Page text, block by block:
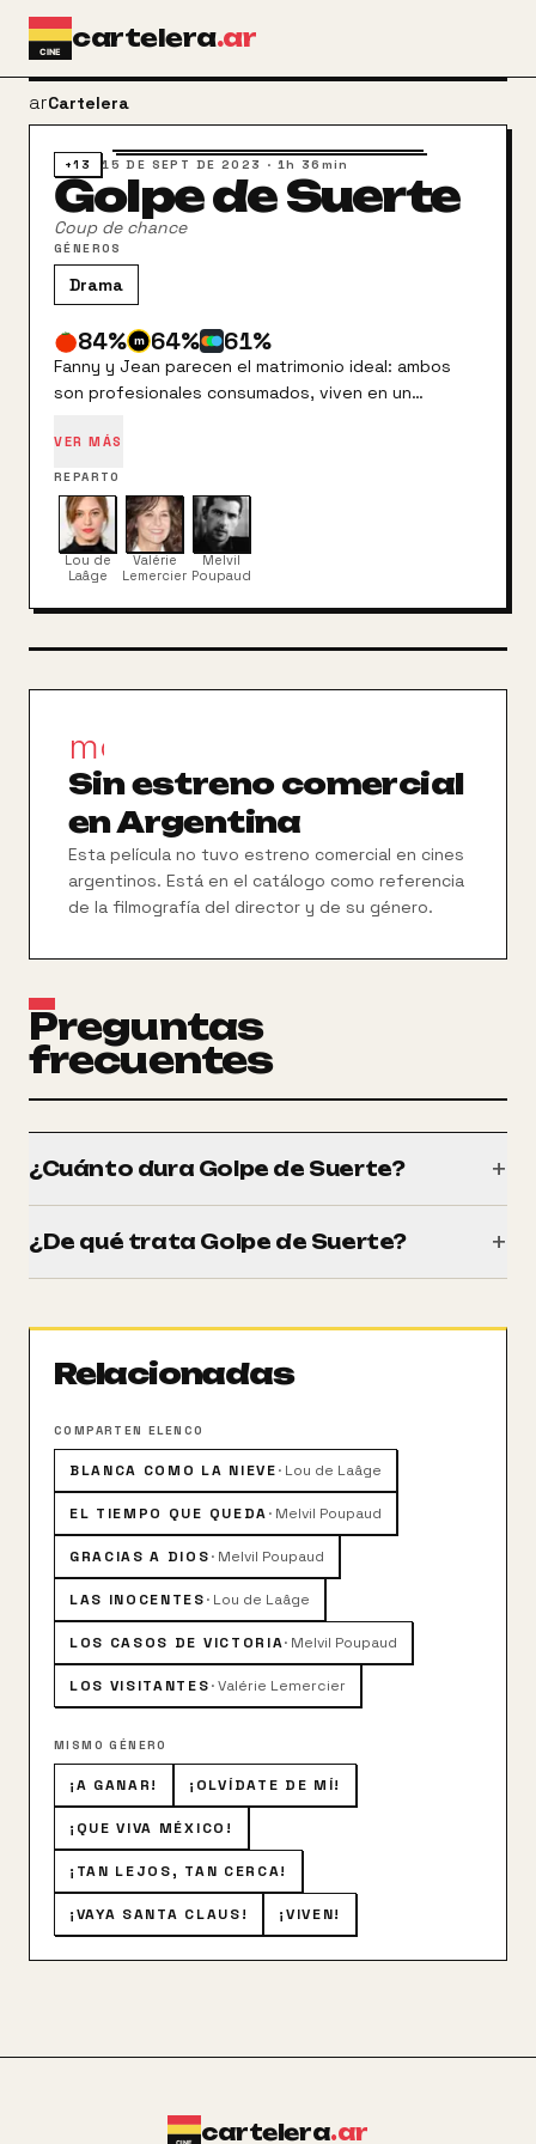
Ir al contenido principal
cartelera.ar
arrow_back
Cartelera
+13 15 DE SEPT DE 2023 · 1h 36min
Golpe de Suerte
Coup de chance
GÉNEROS
Drama
84% 64% 61%
Fanny y Jean parecen el matrimonio ideal: ambos
son profesionales consumados, viven en un
París y parecen tan enamorados como cuando se
conocieron. Pero cuando Fanny se cruza
accidentalmente con Alain, un antiguo compañero
de instituto, cae rendida a sus pies. Pronto vuelven
a verse y se acercan cada vez más...
VER MÁS
REPARTO
Lou de
Laâge
Valérie
Lemercier
Melvil
Poupaud
movie_filter
Sin estreno comercial
en Argentina
Esta película no tuvo estreno comercial en cines
argentinos. Está en el catálogo como referencia
de la filmografía del director y de su género.
Preguntas
frecuentes
¿Cuánto dura Golpe de Suerte? +
¿De qué trata Golpe de Suerte? +
parecen tan enamorados como cuando se
accidentalmente con Alain, un antiguo compañero de
instituto, cae rendida a sus pies. Pronto vuelven a
verse y se acercan cada vez más...
Relacionadas
COMPARTEN ELENCO
BLANCA COMO LA NIEVE· Lou de Laâge
EL TIEMPO QUE QUEDA· Melvil Poupaud
GRACIAS A DIOS· Melvil Poupaud
LAS INOCENTES· Lou de Laâge
LOS CASOS DE VICTORIA· Melvil Poupaud
LOS VISITANTES·Valérie Lemercier
MISMO GÉNERO
¡A GANAR! ¡OLVÍDATE DE MÍ!
¡QUE VIVA MÉXICO!
¡TAN LEJOS, TAN CERCA!
¡VAYA SANTA CLAUS! ¡VIVEN!
cartelera.ar